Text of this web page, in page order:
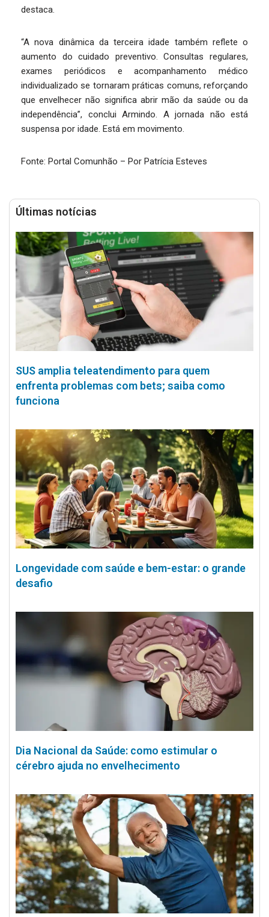
destaca.
“A nova dinâmica da terceira idade também reflete o
aumento do cuidado preventivo. Consultas regulares,
exames periódicos e acompanhamento médico
individualizado se tornaram práticas comuns, reforçando
que envelhecer não significa abrir mão da saúde ou da
independência”, conclui Armindo. A jornada não está
suspensa por idade. Está em movimento.
Fonte: Portal Comunhão – Por Patrícia Esteves
Últimas notícias
SUS amplia teleatendimento para quem
enfrenta problemas com bets; saiba como
funciona
Longevidade com saúde e bem-estar: o grande
desafio
Dia Nacional da Saúde: como estimular o
cérebro ajuda no envelhecimento